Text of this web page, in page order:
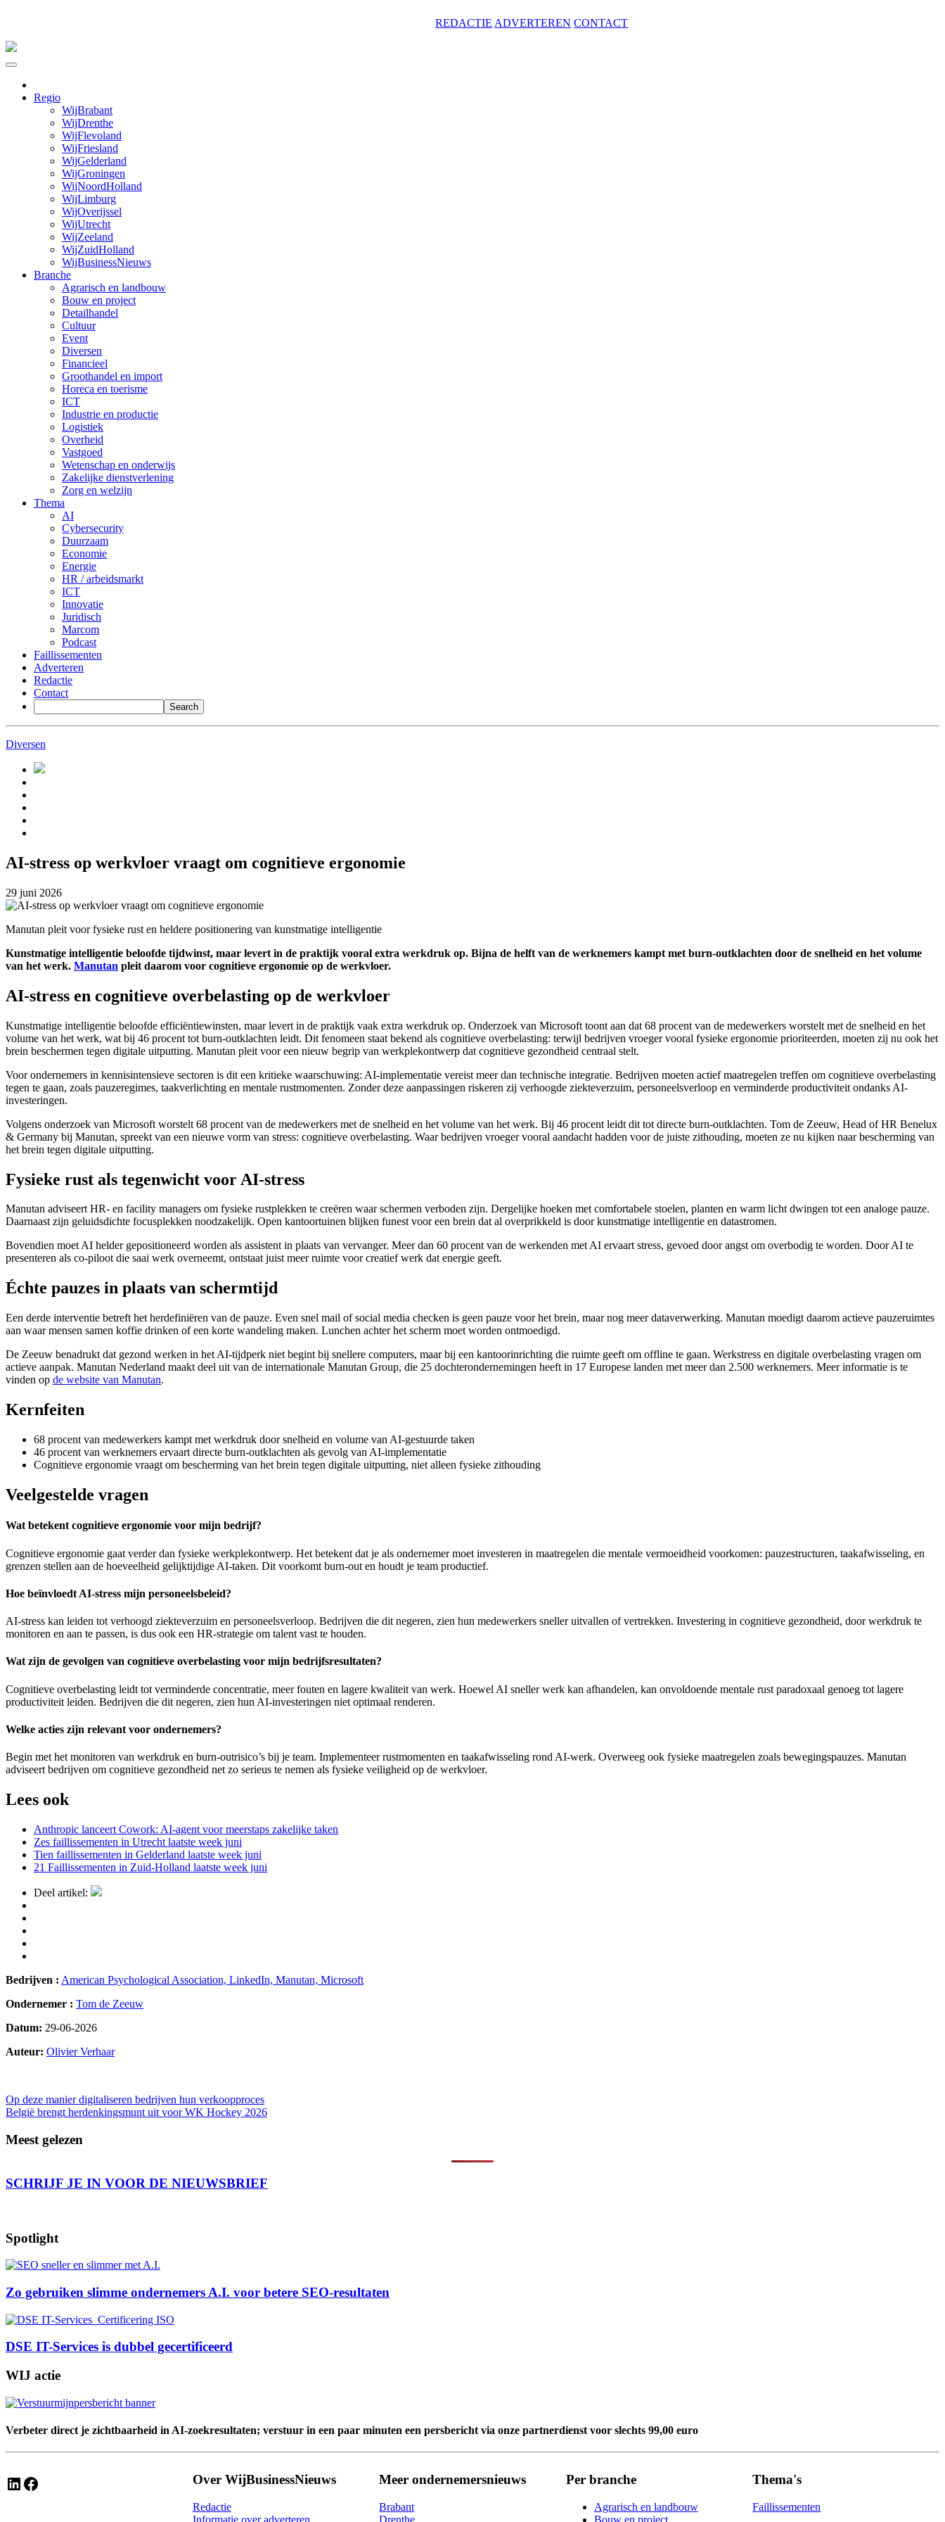
REDACTIE ADVERTEREN CONTACT
Regio
WijBrabant
WijDrenthe
WijFlevoland
WijFriesland
WijGelderland
WijGroningen
WijNoordHolland
WijLimburg
WijOverijssel
WijUtrecht
WijZeeland
WijZuidHolland
WijBusinessNieuws
Branche
Agrarisch en landbouw
Bouw en project
Detailhandel
Cultuur
Event
Diversen
Financieel
Groothandel en import
Horeca en toerisme
ICT
Industrie en productie
Logistiek
Overheid
Vastgoed
Wetenschap en onderwijs
Zakelijke dienstverlening
Zorg en welzijn
Thema
AI
Cybersecurity
Duurzaam
Economie
Energie
HR / arbeidsmarkt
ICT
Innovatie
Juridisch
Marcom
Podcast
Faillissementen
Adverteren
Redactie
Contact
Diversen
AI-stress op werkvloer vraagt om cognitieve ergonomie
29 juni 2026
Manutan pleit voor fysieke rust en heldere positionering van kunstmatige intelligentie
Kunstmatige intelligentie beloofde tijdwinst, maar levert in de praktijk vooral extra werkdruk op. Bijna de helft van de werknemers kampt met burn-outklachten door de snelheid en het volume
van het werk. Manutan pleit daarom voor cognitieve ergonomie op de werkvloer.
AI-stress en cognitieve overbelasting op de werkvloer
Kunstmatige intelligentie beloofde efficiëntiewinsten, maar levert in de praktijk vaak extra werkdruk op. Onderzoek van Microsoft toont aan dat 68 procent van de medewerkers worstelt met de snelheid en het
volume van het werk, wat bij 46 procent tot burn-outklachten leidt. Dit fenomeen staat bekend als cognitieve overbelasting: terwijl bedrijven vroeger vooral fysieke ergonomie prioriteerden, moeten zij nu ook het
brein beschermen tegen digitale uitputting. Manutan pleit voor een nieuw begrip van werkplekontwerp dat cognitieve gezondheid centraal stelt.
Voor ondernemers in kennisintensieve sectoren is dit een kritieke waarschuwing: AI-implementatie vereist meer dan technische integratie. Bedrijven moeten actief maatregelen treffen om cognitieve overbelasting
tegen te gaan, zoals pauzeregimes, taakverlichting en mentale rustmomenten. Zonder deze aanpassingen riskeren zij verhoogde ziekteverzuim, personeelsverloop en verminderde productiviteit ondanks AI-
investeringen.
Volgens onderzoek van Microsoft worstelt 68 procent van de medewerkers met de snelheid en het volume van het werk. Bij 46 procent leidt dit tot directe burn-outklachten. Tom de Zeeuw, Head of HR Benelux
& Germany bij Manutan, spreekt van een nieuwe vorm van stress: cognitieve overbelasting. Waar bedrijven vroeger vooral aandacht hadden voor de juiste zithouding, moeten ze nu kijken naar bescherming van
het brein tegen digitale uitputting.
Fysieke rust als tegenwicht voor AI-stress
Manutan adviseert HR- en facility managers om fysieke rustplekken te creëren waar schermen verboden zijn. Dergelijke hoeken met comfortabele stoelen, planten en warm licht dwingen tot een analoge pauze.
Daarnaast zijn geluidsdichte focusplekken noodzakelijk. Open kantoortuinen blijken funest voor een brein dat al overprikkeld is door kunstmatige intelligentie en datastromen.
Bovendien moet AI helder gepositioneerd worden als assistent in plaats van vervanger. Meer dan 60 procent van de werkenden met AI ervaart stress, gevoed door angst om overbodig te worden. Door AI te
presenteren als co-piloot die saai werk overneemt, ontstaat juist meer ruimte voor creatief werk dat energie geeft.
Échte pauzes in plaats van schermtijd
Een derde interventie betreft het herdefiniëren van de pauze. Even snel mail of social media checken is geen pauze voor het brein, maar nog meer dataverwerking. Manutan moedigt daarom actieve pauzeruimtes
aan waar mensen samen koffie drinken of een korte wandeling maken. Lunchen achter het scherm moet worden ontmoedigd.
De Zeeuw benadrukt dat gezond werken in het AI-tijdperk niet begint bij snellere computers, maar bij een kantoorinrichting die ruimte geeft om offline te gaan. Werkstress en digitale overbelasting vragen om
actieve aanpak. Manutan Nederland maakt deel uit van de internationale Manutan Group, die 25 dochterondernemingen heeft in 17 Europese landen met meer dan 2.500 werknemers. Meer informatie is te
vinden op de website van Manutan.
Kernfeiten
68 procent van medewerkers kampt met werkdruk door snelheid en volume van AI-gestuurde taken
46 procent van werknemers ervaart directe burn-outklachten als gevolg van AI-implementatie
Cognitieve ergonomie vraagt om bescherming van het brein tegen digitale uitputting, niet alleen fysieke zithouding
Veelgestelde vragen
Wat betekent cognitieve ergonomie voor mijn bedrijf?
Cognitieve ergonomie gaat verder dan fysieke werkplekontwerp. Het betekent dat je als ondernemer moet investeren in maatregelen die mentale vermoeidheid voorkomen: pauzestructuren, taakafwisseling, en
grenzen stellen aan de hoeveelheid gelijktijdige AI-taken. Dit voorkomt burn-out en houdt je team productief.
Hoe beïnvloedt AI-stress mijn personeelsbeleid?
AI-stress kan leiden tot verhoogd ziekteverzuim en personeelsverloop. Bedrijven die dit negeren, zien hun medewerkers sneller uitvallen of vertrekken. Investering in cognitieve gezondheid, door werkdruk te
monitoren en aan te passen, is dus ook een HR-strategie om talent vast te houden.
Wat zijn de gevolgen van cognitieve overbelasting voor mijn bedrijfsresultaten?
Cognitieve overbelasting leidt tot verminderde concentratie, meer fouten en lagere kwaliteit van werk. Hoewel AI sneller werk kan afhandelen, kan onvoldoende mentale rust paradoxaal genoeg tot lagere
productiviteit leiden. Bedrijven die dit negeren, zien hun AI-investeringen niet optimaal renderen.
Welke acties zijn relevant voor ondernemers?
Begin met het monitoren van werkdruk en burn-outrisico’s bij je team. Implementeer rustmomenten en taakafwisseling rond AI-werk. Overweeg ook fysieke maatregelen zoals bewegingspauzes. Manutan
adviseert bedrijven om cognitieve gezondheid net zo serieus te nemen als fysieke veiligheid op de werkvloer.
Lees ook
Anthropic lanceert Cowork: AI-agent voor meerstaps zakelijke taken
Zes faillissementen in Utrecht laatste week juni
Tien faillissementen in Gelderland laatste week juni
21 Faillissementen in Zuid-Holland laatste week juni
Deel artikel:
Bedrijven : American Psychological Association, LinkedIn, Manutan, Microsoft
Ondernemer : Tom de Zeeuw
Datum: 29-06-2026
Auteur: Olivier Verhaar
Bericht
navigatie
Op deze manier digitaliseren bedrijven hun verkoopproces
België brengt herdenkingsmunt uit voor WK Hockey 2026
Meest gelezen
SCHRIJF JE IN VOOR DE NIEUWSBRIEF
Spotlight
Zo gebruiken slimme ondernemers A.I. voor betere SEO-resultaten
DSE IT-Services is dubbel gecertificeerd
WIJ actie
Verbeter direct je zichtbaarheid in AI-zoekresultaten; verstuur in een paar minuten een persbericht via onze partnerdienst voor slechts 99,00 euro
LinkedIn Facebook Over WijBusinessNieuws
Redactie
Informatie over adverteren
Meer ondernemersnieuws
Brabant
Drenthe
Per branche
Agrarisch en landbouw
Bouw en project
Thema's
Faillissementen